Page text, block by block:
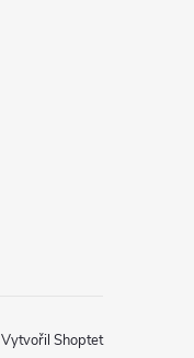
Vytvořil Shoptet